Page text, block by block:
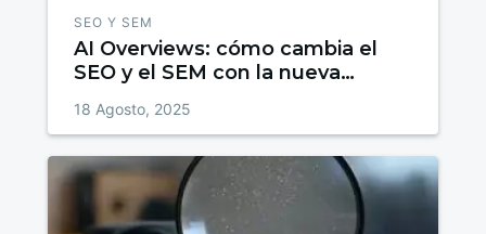
SEO Y SEM
AI Overviews: cómo cambia el
SEO y el SEM con la nueva
18 Agosto, 2025